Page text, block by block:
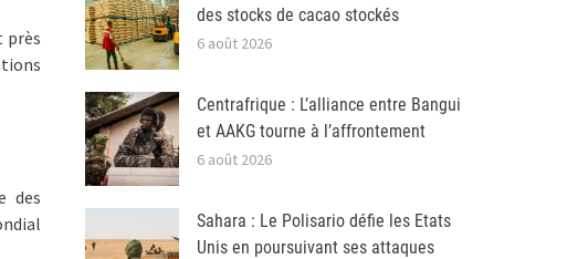
près
des
des stocks de cacao stockés
6 août 2026
Centrafrique : L’alliance entre Bangui
et AAKG tourne à l’affrontement
6 août 2026
Sahara : Le Polisario défie les Etats
Unis en poursuivant ses attaques